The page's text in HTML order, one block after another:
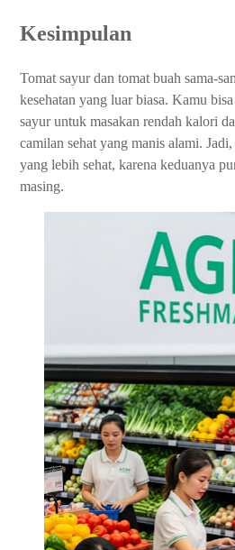
Kesimpulan
Tomat sayur dan tomat buah sama-
kesehatan yang luar biasa. Kamu
sayur untuk masakan rendah kalori
camilan sehat yang manis alami.
yang lebih sehat, karena keduanya
masing.